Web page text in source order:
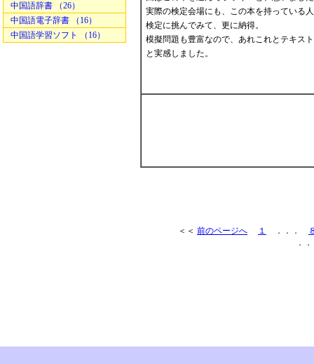
中国語辞書 （26）
中国語電子辞書 （16）
中国語学習ソフト （16）
実際の検定会場にも、この本を持っている
検定に挑んでみて、更に納得。
模擬問題も豊富なので、あれこれとテキ
と実感しました。
＜＜ 前のページへ １ ．．．
．